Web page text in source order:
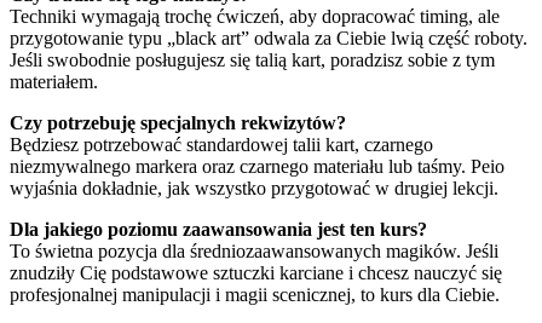
Techniki wymagają trochę ćwiczeń, aby dopracować timing, ale
przygotowanie typu „black art” odwala za Ciebie lwią część roboty.
Jeśli swobodnie posługujesz się talią kart, poradzisz sobie z tym
materiałem.
Czy potrzebuję specjalnych rekwizytów?
Będziesz potrzebować standardowej talii kart, czarnego
niezmywalnego markera oraz czarnego materiału lub taśmy. Peio
wyjaśnia dokładnie, jak wszystko przygotować w drugiej lekcji.
Dla jakiego poziomu zaawansowania jest ten kurs?
To świetna pozycja dla średniozaawansowanych magików. Jeśli
znudziły Cię podstawowe sztuczki karciane i chcesz nauczyć się
profesjonalnej manipulacji i magii scenicznej, to kurs dla Ciebie.